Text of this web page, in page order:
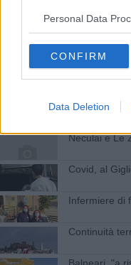
Personal Data
CONFIRM
Data Deletion
Emergenza
Il recupero
Caos
Neculai e Le
Covid, al
Infermiere di
Continuità
Balneari, "a